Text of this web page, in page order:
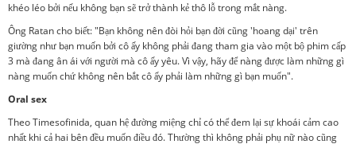
khéo léo bởi nếu không bạn sẽ trở thành kẻ thô lỗ trong mắt nàng.
Ông Ratan cho biết: "Bạn không nên đòi hỏi bạn đời cũng 'hoang dại' trên
giường như bạn muốn bởi cô ấy không phải đang tham gia vào một bộ phim cấp
3 mà đang ân ái với người mà cô ấy yêu. Vì vậy, hãy để nàng được làm những gì
nàng muốn chứ không nên bắt cô ấy phải làm những gì bạn muốn".
Oral sex
Theo Timesofinida, quan hệ đường miệng chỉ có thể đem lại sự khoái cảm cao
nhất khi cả hai bên đều muốn điều đó. Thường thì không phải phụ nữ nào cũng